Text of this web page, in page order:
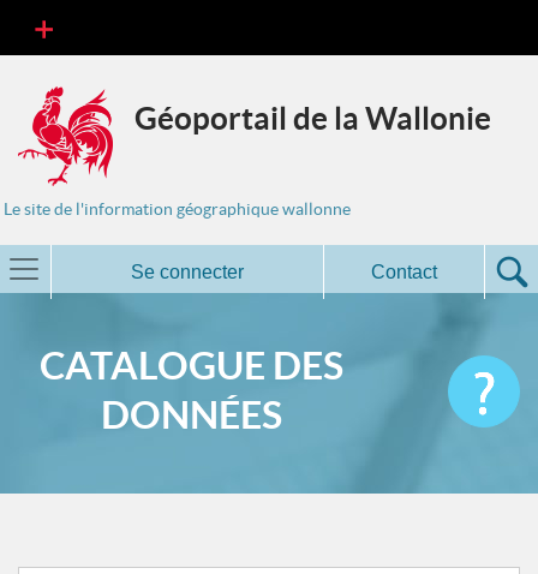
Géoportail de la Wallonie
Le site de l'information géographique wallonne
Se connecter Contact
CATALOGUE DES
DONNÉES